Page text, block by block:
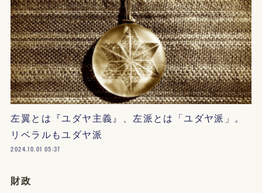
左翼とは『ユダヤ主義』、左派とは「ユダヤ派」。
リベラルもユダヤ派
2024.10.01 05:37
財政